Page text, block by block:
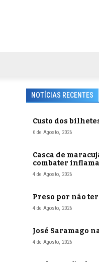
NOTÍCIAS RECENTES
Custo dos
6 de Agosto, 2026
Casca de
combater
4 de Agosto, 2026
Preso por não
4 de Agosto, 2026
José Saramago
4 de Agosto, 2026